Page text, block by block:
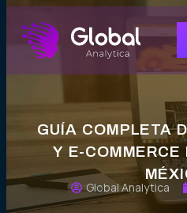
GUÍA COMPLETA
Y E-COMMERCE
Global Analytica